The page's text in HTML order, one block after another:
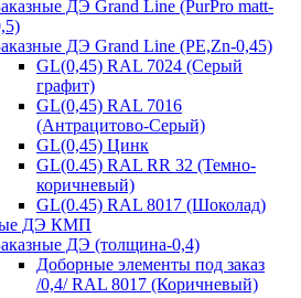
ДЭ Grand Line (PurPro matt-
ДЭ Grand Line (PE,Zn-0,45)
GL(0,45) RAL 7024 (Серый
графит)
GL(0,45) RAL 7016
(Антрацитово-Серый)
GL(0,45) Цинк
GL(0.45) RAL RR 32 (Темно-
коричневый)
GL(0.45) RAL 8017 (Шоколад)
ДЭ КМП
ДЭ (толщина-0,4)
Доборные элементы под заказ
/0,4/ RAL 8017 (Коричневый)